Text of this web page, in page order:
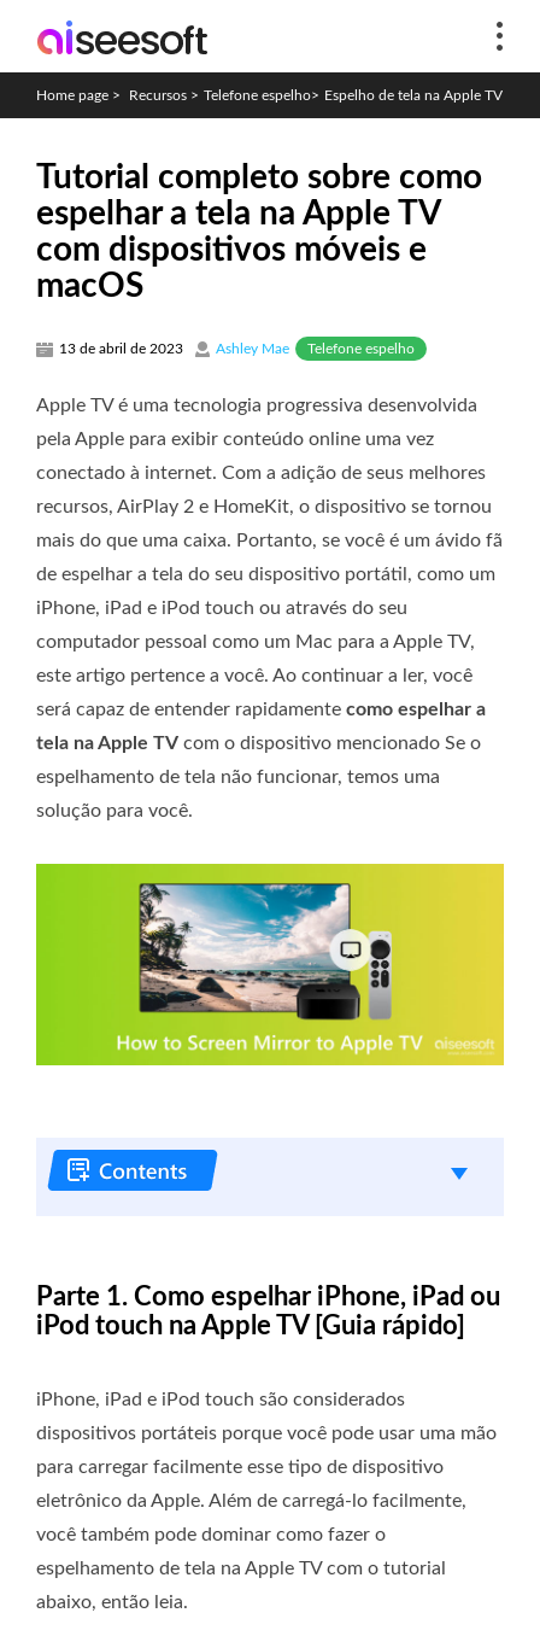
Home page > Recursos > Telefone espelho> Espelho de tela na Apple TV
Tutorial completo sobre como
espelhar a tela na Apple TV
com dispositivos móveis e
macOS
13 de abril de 2023 Ashley Mae Telefone espelho
Apple TV é uma tecnologia progressiva desenvolvida
pela Apple para exibir conteúdo online uma vez
conectado à internet. Com a adição de seus melhores
recursos, AirPlay 2 e HomeKit, o dispositivo se tornou
mais do que uma caixa. Portanto, se você é um ávido fã
de espelhar a tela do seu dispositivo portátil, como um
iPhone, iPad e iPod touch ou através do seu
computador pessoal como um Mac para a Apple TV,
este artigo pertence a você. Ao continuar a ler, você
será capaz de entender rapidamente como espelhar a
tela na Apple TV com o dispositivo mencionado Se o
espelhamento de tela não funcionar, temos uma
solução para você.
Parte 1. Como espelhar iPhone, iPad ou
iPod touch na Apple TV [Guia rápido]
iPhone, iPad e iPod touch são considerados
dispositivos portáteis porque você pode usar uma mão
para carregar facilmente esse tipo de dispositivo
eletrônico da Apple. Além de carregá-lo facilmente,
você também pode dominar como fazer o
espelhamento de tela na Apple TV com o tutorial
abaixo, então leia.